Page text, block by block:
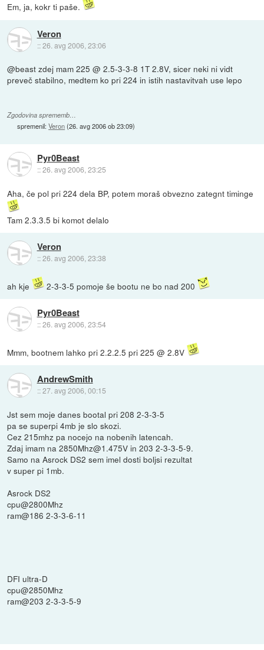
Em, ja, kokr ti paše.
Veron
::26. avg 2006, 23:06
@beast zdej mam 225 @ 2.5-3-3-8 1T 2.8V, sicer neki ni vidt
preveč stabilno, medtem ko pri 224 in istih nastavitvah use lepo
Zgodovina sprememb…
spremenil:Veron(26. avg 2006 ob 23:09)
Pyr0Beast
::26. avg 2006, 23:25
Aha, če pol pri 224 dela BP, potem moraš obvezno zategnt timinge
Tam 2.3.3.5 bi komot delalo
Veron
::26. avg 2006, 23:38
ah kje 2-3-3-5 pomoje še bootu ne bo nad 200
Pyr0Beast
::26. avg 2006, 23:54
Mmm, bootnem lahko pri 2.2.2.5 pri 225 @ 2.8V
AndrewSmith
::27. avg 2006, 00:15
Jst sem moje danes bootal pri 208 2-3-3-5
pa se superpi 4mb je slo skozi.
Cez 215mhz pa nocejo na nobenih latencah.
Zdaj imam na 2850Mhz@1.475V in 203 2-3-3-5-9.
Samo na Asrock DS2 sem imel dosti boljsi rezultat
v super pi 1mb.
Asrock DS2
cpu@2800Mhz
ram@186 2-3-3-6-11
DFI ultra-D
cpu@2850Mhz
ram@203 2-3-3-5-9